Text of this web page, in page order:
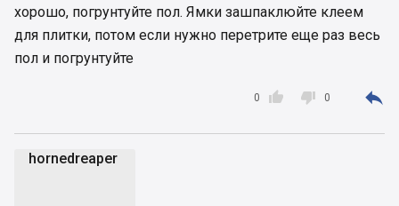
хорошо, погрунтуйте пол. Ямки зашпаклюйте клеем
для плитки, потом если нужно перетрите еще раз весь
пол и погрунтуйте

0  0 
hornedreaper